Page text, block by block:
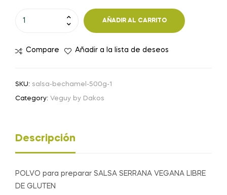
SALSA
300
g
AÑADIR AL CARRITO
Compare Añadir a la lista de deseos
SKU: salsa-bechamel-500g-1
Category: Veguy by Dakos
Descripción
POLVO para preparar SALSA SERRANA VEGANA LIBRE
DE GLUTEN